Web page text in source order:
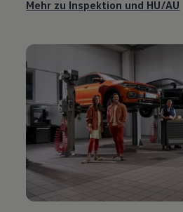
Mehr zu Inspektion und HU/AU